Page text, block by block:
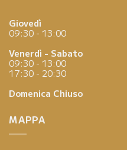
Giovedì
09:30 - 13:00
Venerdì - Sabato
09:30 - 13:00
17:30 - 20:30
Domenica Chiuso
MAPPA